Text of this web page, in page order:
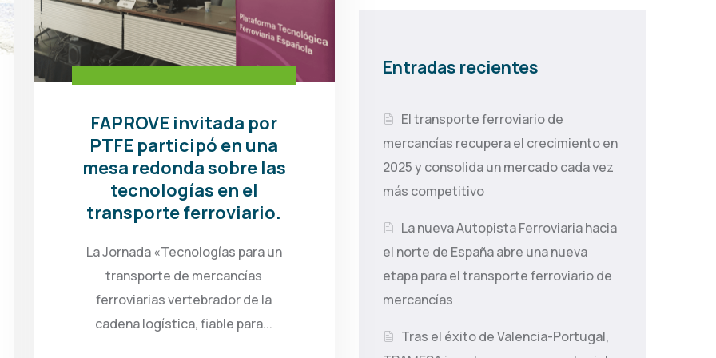
FAPROVE invitada por
PTFE participó en una
mesa redonda sobre las
tecnologías en el
transporte ferroviario.
La Jornada «Tecnologías para un
transporte de mercancías
ferroviarias vertebrador de la
cadena logística, fiable para...
Entradas recientes
El transporte ferroviario de
mercancías recupera el crecimiento en
2025 y consolida un mercado cada vez
más competitivo
La nueva Autopista Ferroviaria hacia
el norte de España abre una nueva
etapa para el transporte ferroviario de
mercancías
Tras el éxito de Valencia-Portugal,